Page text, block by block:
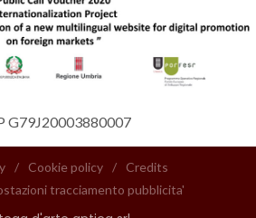
G79J20003880007
/ Cookie policy /
Credits
tracciamento pubblicita'